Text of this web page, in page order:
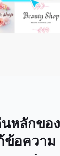
หลักของ
ข้อความ